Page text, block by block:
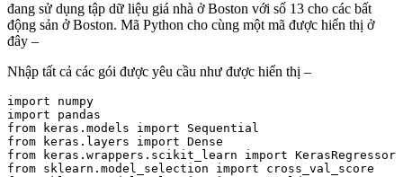
đang sử dụng tập dữ liệu giá nhà ở Boston với số 13 cho các bất
động sản ở Boston. Mã Python cho cùng một mã được hiển thị ở
đây –
Nhập tất cả các gói được yêu cầu như được hiển thị –
import numpy
import pandas
from keras.models import Sequential
from keras.layers import Dense
from keras.wrappers.scikit_learn import KerasRegressor
from sklearn.model_selection import cross_val_score